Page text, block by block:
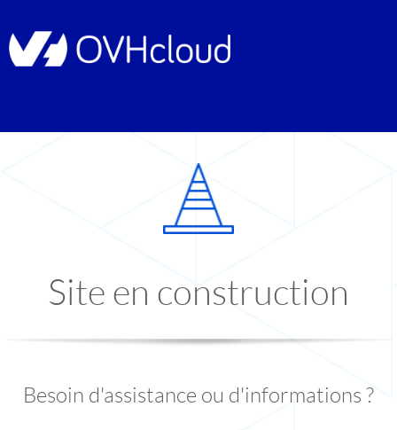
Site en construction
Besoin d'assistance ou d'informations ?